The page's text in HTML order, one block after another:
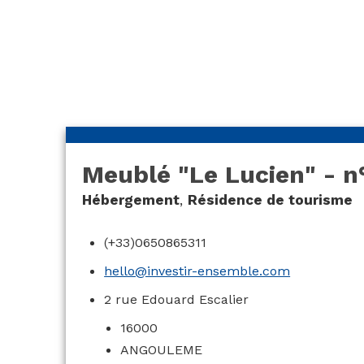
Meublé "Le Lucien" -
Hébergement, Résidence de tourisme
(+33)0650865311
hello@investir-ensemble.com
2 rue Edouard Escalier
16000
ANGOULEME